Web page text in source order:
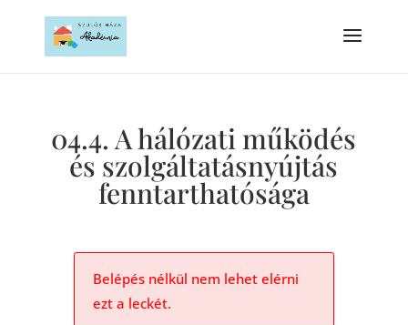
04.4. A hálózati működés
és szolgáltatásnyújtás
fenntarthatósága
Belépés nélkül nem lehet elérni
ezt a leckét.